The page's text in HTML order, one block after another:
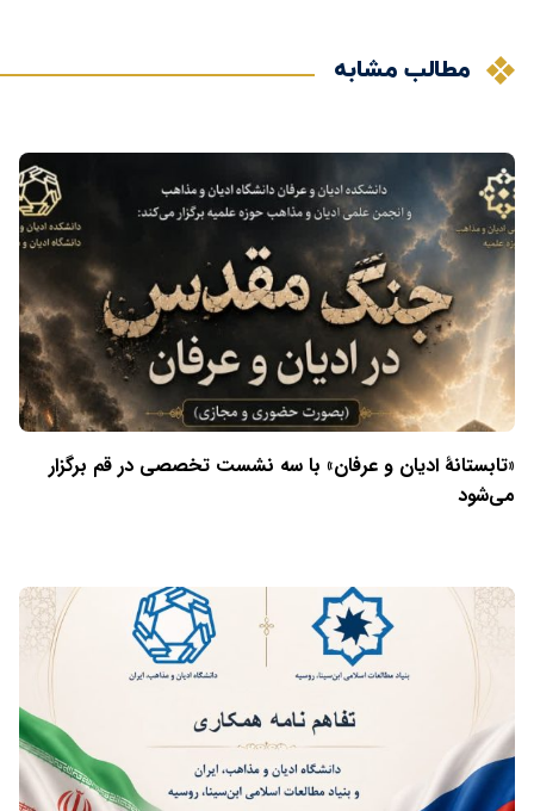
مطالب مشابه
«تابستانهٔ ادیان و عرفان» با سه نشست تخصصی در قم برگزار
می‌شود